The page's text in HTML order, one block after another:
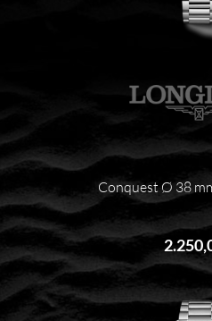
Conquest Ø 38